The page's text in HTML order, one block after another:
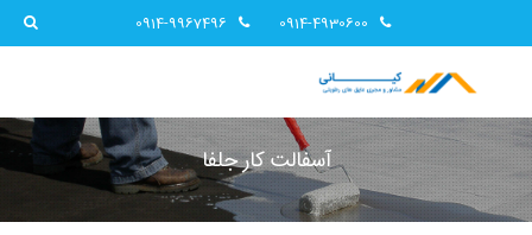
0914-4930600
0914-9967496
آسفالت کار جلفا